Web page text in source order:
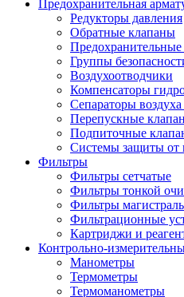
Предохранительная
Редукторы давления
Обратные клапаны
Группы
Воздухоотводчики
Компенсаторы
Сепараторы
Перепускные
Подпиточные
Системы защиты от
Фильтры
Фильтры сетчатые
Фильтры тонкой
Фильтры
Фильтрационные
Картриджи и
Контрольно-
Манометры
Термометры
Термоманометры